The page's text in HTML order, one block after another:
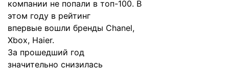
компании не попали в топ-100. В
этом году в рейтинг
впервые вошли бренды Chanel,
Xbox, Haier.
За прошедший год
значительно снизилась